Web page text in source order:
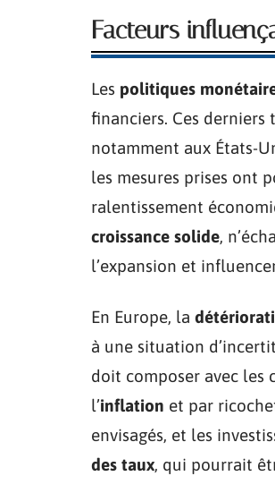
Facteurs
Les politiques
financiers. Ces derniers
notamment aux États-
les mesures prises ont
ralentissement
croissance solide,
l’expansion et
En Europe, la
à une situation
doit composer avec les
l’inflation et par
envisagés, et les
des taux, qui pourrait